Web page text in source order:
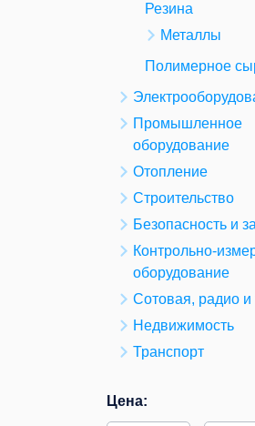
Резина
Металлы
Полимерное
Промышленное
оборудование
Отопление
Строительство
Безопасность и
Контрольно-
оборудование
Сотовая, радио и
Недвижимость
Транспорт
Цена: